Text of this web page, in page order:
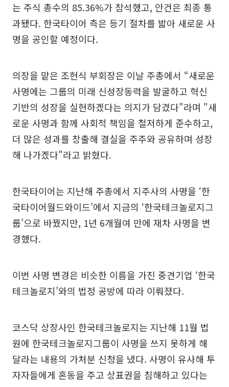
는 주식 총수의 85.36%가 참석했고, 안건은 최종 통
과됐다. 한국타이어 측은 등기 절차를 밟아 새로운 사
명을 공인할 예정이다.
의장을 맡은 조현식 부회장은 이날 주총에서 “새로운
사명에는 그룹의 미래 신성장동력을 발굴하고 혁신
기반의 성장을 실현하겠다는 의지가 담겼다"라며 "새
로운 사명과 함께 사회적 책임을 철저하게 준수하고,
더 많은 성과를 창출해 결실을 주주와 공유하며 성장
해 나가겠다"라고 밝혔다.
한국타이어는 지난해 주총에서 지주사의 사명을 ‘한
국타이어월드와이드’에서 지금의 ‘한국테크놀로지그
룹’으로 바꿨지만, 1년 6개월여 만에 재차 사명을 변
경했다.
이번 사명 변경은 비슷한 이름을 가진 중견기업 ‘한국
테크놀로지’와의 법정 공방에 따라 이뤄졌다.
코스닥 상장사인 한국테크놀로지는 지난해 11월 법
원에 한국테크놀로지그룹이 사명을 쓰지 못하게 해
달라는 내용의 가처분 신청을 냈다. 사명이 유사해 투
자자들에게 혼동을 주고 상표권을 침해하고 있다는